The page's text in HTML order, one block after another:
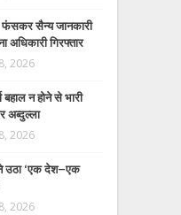
फंसकर सैन्य जानकारी
गिरफ्तार
2026
न होने से भारी
अब्दुल्ला
2026
उठा ‘एक देश–एक
2026